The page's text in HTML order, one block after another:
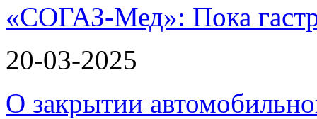
«СОГАЗ-Мед»: Пока
20-03-2025
О закрытии